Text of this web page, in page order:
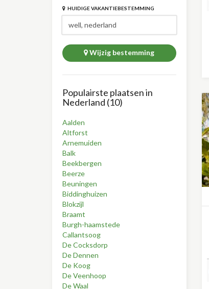
HUIDIGE VAKANTIEBESTEMMING
Wijzig bestemming
Populairste plaatsen in
Nederland (10)
Aalden
Altforst
Arnemuiden
Balk
Beekbergen
Beerze
Beuningen
Biddinghuizen
Blokzijl
Braamt
Burgh-haamstede
Callantsoog
De Cocksdorp
De Dennen
De Koog
De Veenhoop
De Waal